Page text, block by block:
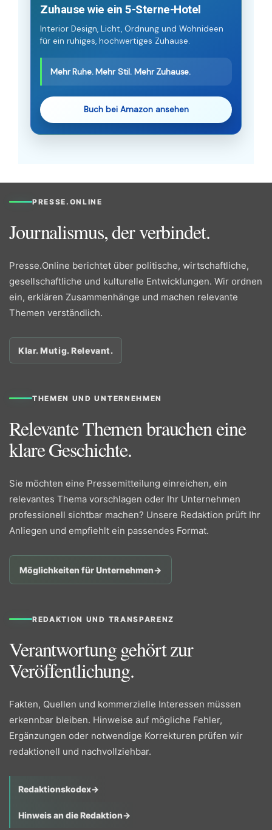
Zuhause wie ein 5-Sterne-Hotel
Interior Design, Licht, Ordnung und Wohnideen
für ein ruhiges, hochwertiges Zuhause.
Mehr Ruhe. Mehr Stil. Mehr Zuhause.
Buch bei Amazon ansehen
PRESSE.ONLINE
Journalismus, der verbindet.
Presse.Online berichtet über politische, wirtschaftliche,
gesellschaftliche und kulturelle Entwicklungen. Wir ordnen
ein, erklären Zusammenhänge und machen relevante
Themen verständlich.
Klar. Mutig. Relevant.
THEMEN UND UNTERNEHMEN
Relevante Themen brauchen eine
klare Geschichte.
Sie möchten eine Pressemitteilung einreichen, ein
relevantes Thema vorschlagen oder Ihr Unternehmen
professionell sichtbar machen? Unsere Redaktion prüft Ihr
Anliegen und empfiehlt ein passendes Format.
Möglichkeiten für Unternehmen→
REDAKTION UND TRANSPARENZ
Verantwortung gehört zur
Veröffentlichung.
Fakten, Quellen und kommerzielle Interessen müssen
erkennbar bleiben. Hinweise auf mögliche Fehler,
Ergänzungen oder notwendige Korrekturen prüfen wir
redaktionell und nachvollziehbar.
Redaktionskodex→
Hinweis an die Redaktion→